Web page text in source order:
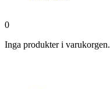
0
Inga produkter i varukorgen.